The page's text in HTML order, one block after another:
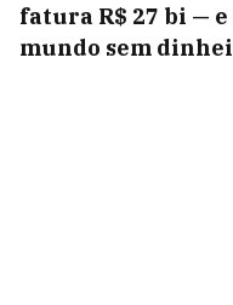
fatura R$ 27 bi —
mundo sem